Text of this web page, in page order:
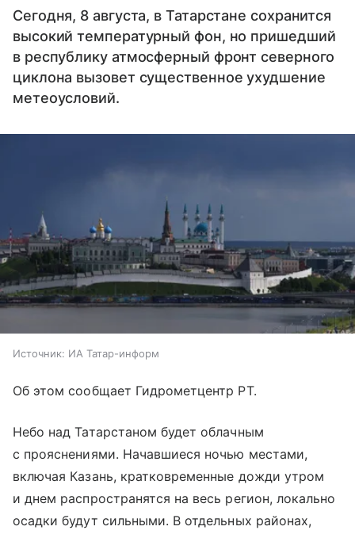
Сегодня, 8 августа, в Татарстане сохранится
высокий температурный фон, но пришедший
в республику атмосферный фронт северного
циклона вызовет существенное ухудшение
метеоусловий.
Источник: ИА Татар-информ
Об этом сообщает Гидрометцентр РТ.
Небо над Татарстаном будет облачным
с прояснениями. Начавшиеся ночью местами,
включая Казань, кратковременные дожди утром
и днем распространятся на весь регион, локально
осадки будут сильными. В отдельных районах,